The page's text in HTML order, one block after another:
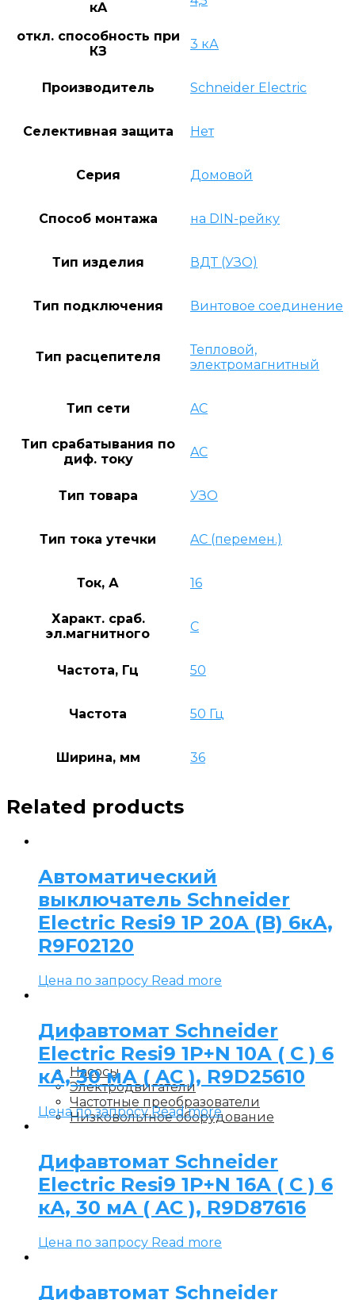
Насосы
Электродвигатели
Частотные преобразователи
Низковольтное оборудование
кA
откл. способность при
КЗ
3 кА
Производитель Schneider Electric
Селективная защита Нет
Серия Домовой
Способ монтажа на DIN-рейку
Тип изделия ВДТ (УЗО)
Тип подключения Винтовое соединение
Тип расцепителя
Тепловой,
электромагнитный
Тип сети AC
Тип срабатывания по
диф. току
AC
Тип товара УЗО
Тип тока утечки AC (перемен.)
Ток, А 16
Характ. сраб.
эл.магнитного
C
Частота, Гц 50
Частота 50 Гц
Ширина, мм 36
Related products
Автоматический
выключатель Schneider
Electric Resi9 1P 20А (B) 6кА,
R9F02120
Цена по запросу Read more
Дифавтомат Schneider
Electric Resi9 1P+N 10А ( C ) 6
кА, 30 мА ( AC ), R9D25610
Цена по запросу Read more
Дифавтомат Schneider
Electric Resi9 1P+N 16А ( C ) 6
кА, 30 мА ( AC ), R9D87616
Цена по запросу Read more
Дифавтомат Schneider